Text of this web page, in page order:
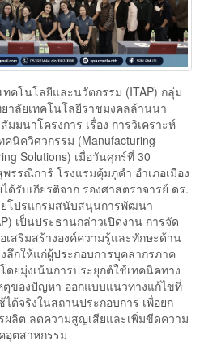
คโนโลยีและนวัตกรรม (ITAP) กลุ่ม
าลัยเทคโนโลยีราชมงคลล้านนา
มนาโครงการ เรื่อง การวิเคราะห์
นิควิศวกรรม (Manufacturing
Solutions) เมื่อวันศุกร์ที่ 30
รรณิการ์ โรงแรมคุ้มภูคำ อำเภอเมือง
ด้รับเกียรติจาก รองศาสตราจารย์ ดร.
ยโปรแกรมสนับสนุนการพัฒนา
เป็นประธานกล่าวเปิดงาน การจัด
เสริมสร้างองค์ความรู้และทักษะด้าน
ลึกให้แก่ผู้ประกอบการบุคลากรภาค
ดยมุ่งเน้นการประยุกต์ใช้เทคนิคทาง
ตุของปัญหา ออกแบบแนวทางแก้ไขที่
ด้จริงในสถานประกอบการ เพื่อยก
ลิต ลดความสูญเสียและเพิ่มขีดความ
อุตสาหกรรม